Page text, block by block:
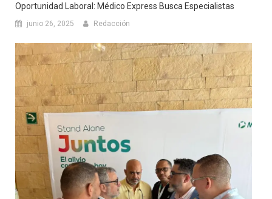
Oportunidad Laboral: Médico Express Busca Especialistas
junio 26, 2025 Redacción